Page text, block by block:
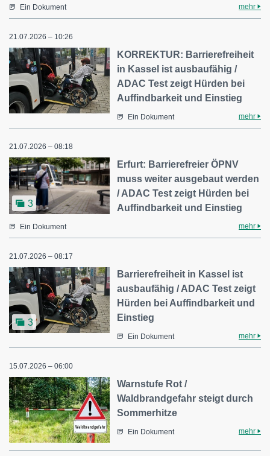
Ein Dokument mehr
21.07.2026 – 10:26
KORREKTUR: Barrierefreiheit
in Kassel ist ausbaufähig /
ADAC Test zeigt Hürden bei
Auffindbarkeit und Einstieg
Ein Dokument mehr
21.07.2026 – 08:18
3
Erfurt: Barrierefreier ÖPNV
muss weiter ausgebaut werden
/ ADAC Test zeigt Hürden bei
Auffindbarkeit und Einstieg
Ein Dokument mehr
21.07.2026 – 08:17
3
Barrierefreiheit in Kassel ist
ausbaufähig / ADAC Test zeigt
Hürden bei Auffindbarkeit und
Einstieg
Ein Dokument mehr
15.07.2026 – 06:00
Warnstufe Rot /
Waldbrandgefahr steigt durch
Sommerhitze
Ein Dokument mehr